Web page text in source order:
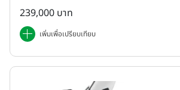
239,000 บาท
เพิ่มเพื่อเปรียบเทียบ